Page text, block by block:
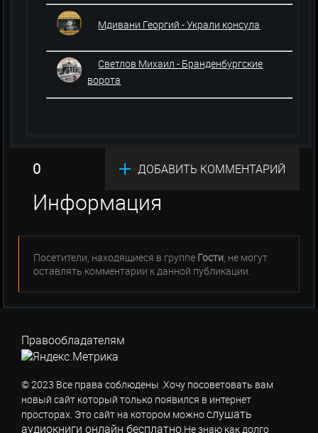
Мдивани Георгий - Украли консула
Светлов Михаил - Бранденбургские
ворота
0 ДОБАВИТЬ КОММЕНТАРИЙ
Информация
Посетители, находящиеся в группе Гости, не могут
оставлять комментарии к данной публикации.
Правообладателям
© 2023 Все права соблюдены .Хочу посоветовать вам
новый сайт который только появился в интернет
просторах. Это сайт на котором можнослушать
аудиокниги онлайн бесплатно.Не знаю как долго